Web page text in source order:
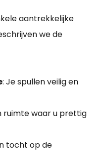
aantrekkelijke
we de
: Je spullen veilig en
ruimte waar u prettig
tocht op de